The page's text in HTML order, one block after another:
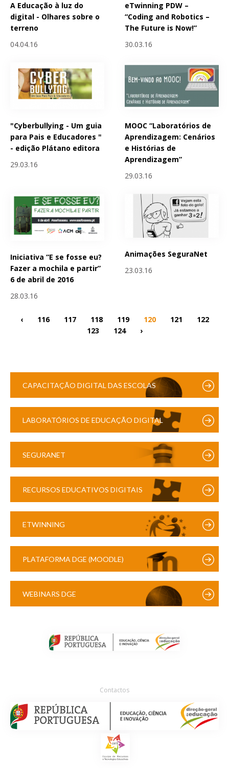
A Educação à luz do
digital - Olhares sobre o
terreno
04.04.16
eTwinning PDW –
“Coding and Robotics –
The Future is Now!”
30.03.16
"Cyberbullying - Um guia
para Pais e Educadores "
- edição Plátano editora
29.03.16
MOOC “Laboratórios de
Aprendizagem: Cenários
e Histórias de
Aprendizagem”
29.03.16
Iniciativa “E se fosse eu?
Fazer a mochila e partir”
6 de abril de 2016
28.03.16
Animações SeguraNet
23.03.16
‹ 116 117 118 119 120 121
122
123
124 ›
CAPACITAÇÃO DIGITAL DAS ESCOLAS
LABORATÓRIOS DE EDUCAÇÃO DIGITAL
SEGURANET
RECURSOS EDUCATIVOS DIGITAIS
ETWINNING
PLATAFORMA DGE (MOODLE)
WEBINARS DGE
Contactos